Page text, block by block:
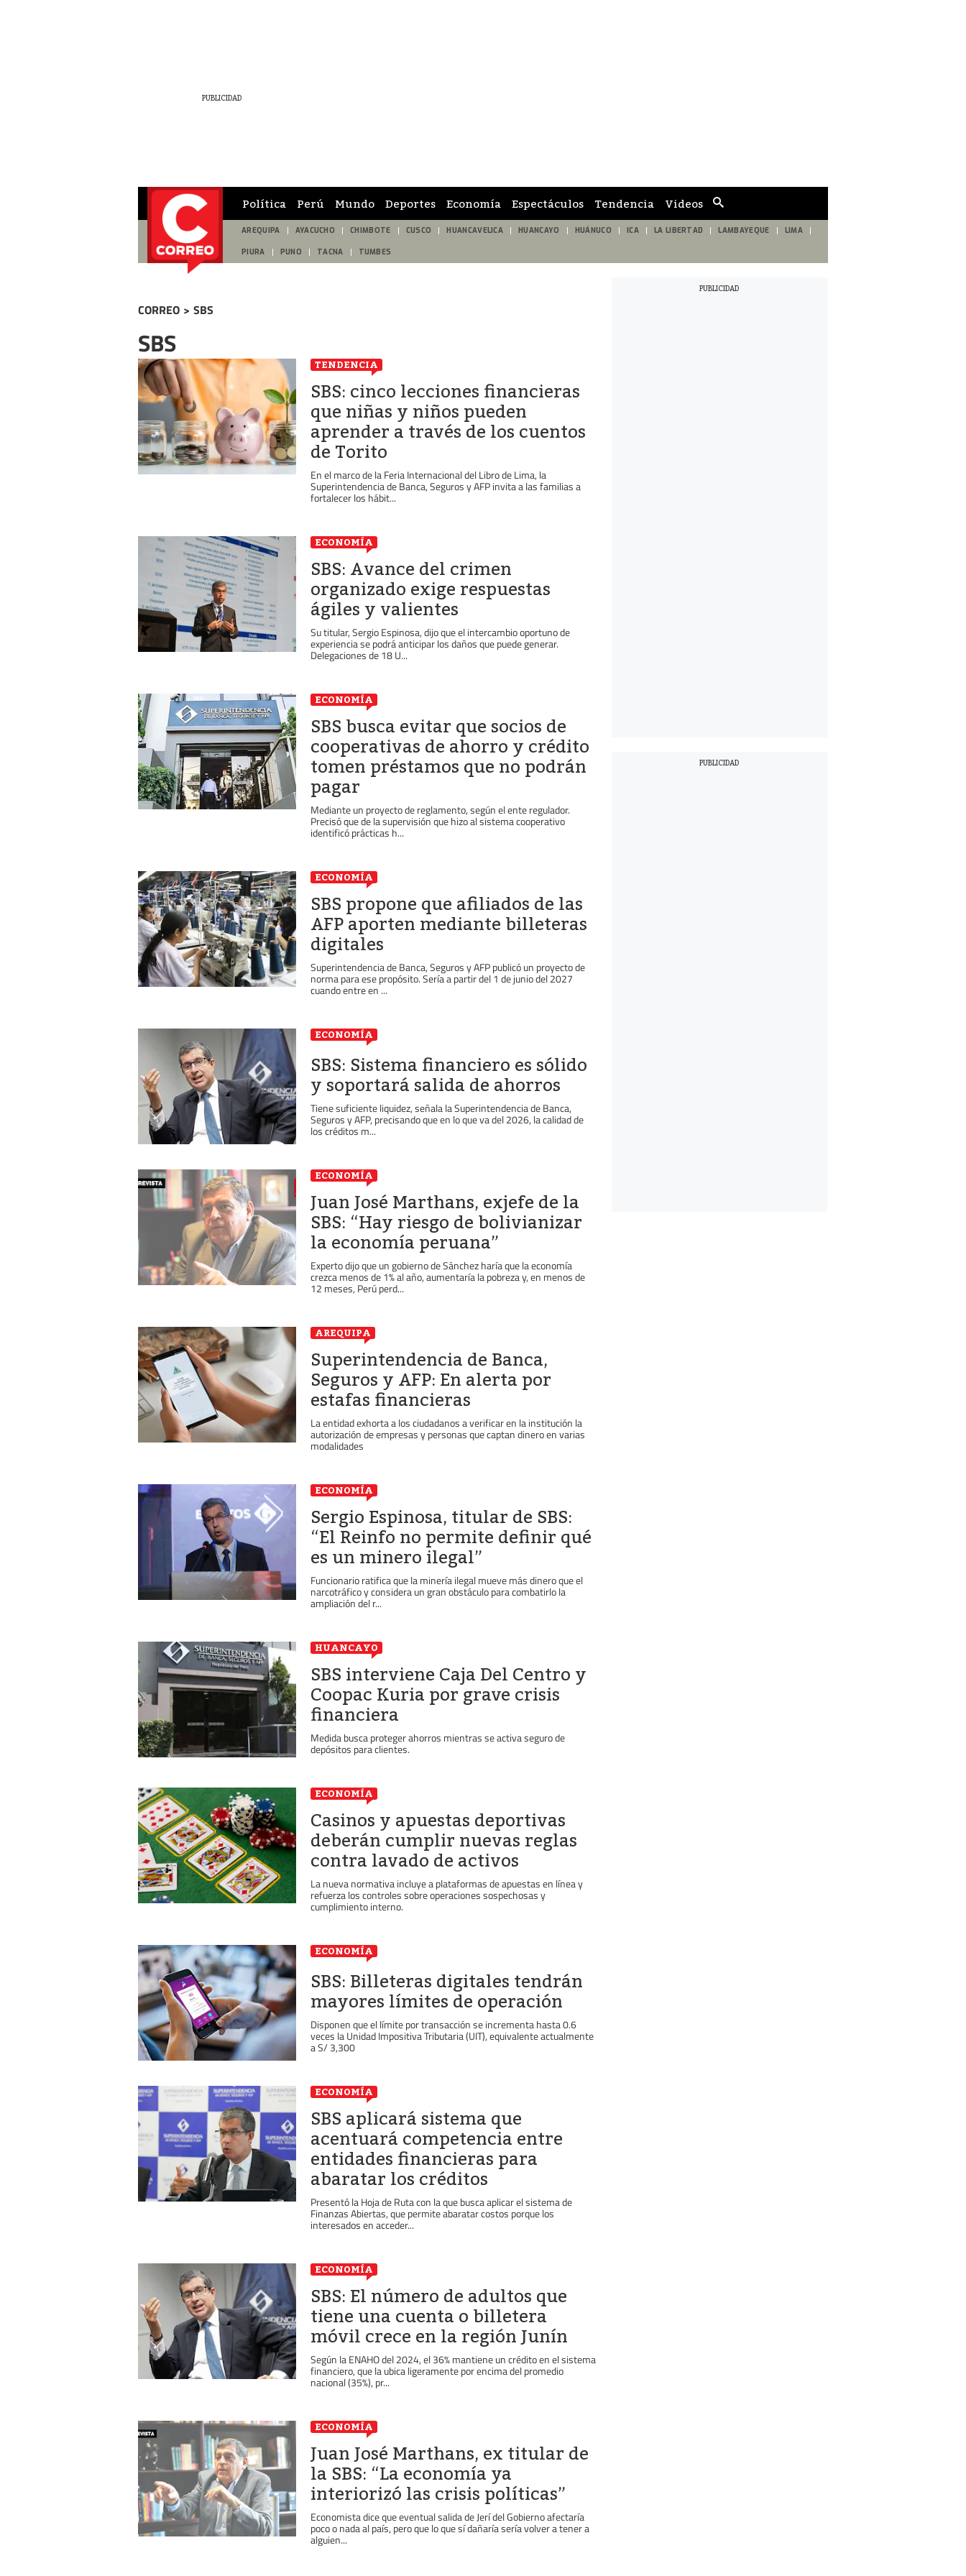
de
búsqueda
Política Perú Mundo Deportes Economía Espectáculos Tendencia Videos
AREQUIPA AYACUCHO CHIMBOTE CUSCO HUANCAVELICA HUANCAYO HUÁNUCO ICA LA LIBERTAD LAMBAYEQUE LIMA
PIURA PUNO TACNA TUMBES
CORREO > SBS
SBS
TENDENCIA
SBS: cinco lecciones financieras
que niñas y niños pueden
aprender a través de los cuentos
de Torito
En el marco de la Feria Internacional del Libro de Lima, la
Superintendencia de Banca, Seguros y AFP invita a las familias a
fortalecer los hábit...
ECONOMÍA
SBS: Avance del crimen
organizado exige respuestas
ágiles y valientes
Su titular, Sergio Espinosa, dijo que el intercambio oportuno de
experiencia se podrá anticipar los daños que puede generar.
Delegaciones de 18 U...
ECONOMÍA
SBS busca evitar que socios de
cooperativas de ahorro y crédito
tomen préstamos que no podrán
pagar
Mediante un proyecto de reglamento, según el ente regulador.
Precisó que de la supervisión que hizo al sistema cooperativo
identificó prácticas h...
ECONOMÍA
SBS propone que afiliados de las
AFP aporten mediante billeteras
digitales
Superintendencia de Banca, Seguros y AFP publicó un proyecto de
norma para ese propósito. Sería a partir del 1 de junio del 2027
cuando entre en ...
ECONOMÍA
SBS: Sistema financiero es sólido
y soportará salida de ahorros
Tiene suficiente liquidez, señala la Superintendencia de Banca,
Seguros y AFP, precisando que en lo que va del 2026, la calidad de
los créditos m...
ECONOMÍA
Juan José Marthans, exjefe de la
SBS: “Hay riesgo de bolivianizar
la economía peruana”
Experto dijo que un gobierno de Sánchez haría que la economía
crezca menos de 1% al año, aumentaría la pobreza y, en menos de
12 meses, Perú perd...
AREQUIPA
Superintendencia de Banca,
Seguros y AFP: En alerta por
estafas financieras
La entidad exhorta a los ciudadanos a verificar en la institución la
autorización de empresas y personas que captan dinero en varias
modalidades
ECONOMÍA
Sergio Espinosa, titular de SBS:
“El Reinfo no permite definir qué
es un minero ilegal”
Funcionario ratifica que la minería ilegal mueve más dinero que el
narcotráfico y considera un gran obstáculo para combatirlo la
ampliación del r...
HUANCAYO
SBS interviene Caja Del Centro y
Coopac Kuria por grave crisis
financiera
Medida busca proteger ahorros mientras se activa seguro de
depósitos para clientes.
ECONOMÍA
Casinos y apuestas deportivas
deberán cumplir nuevas reglas
contra lavado de activos
La nueva normativa incluye a plataformas de apuestas en línea y
refuerza los controles sobre operaciones sospechosas y
cumplimiento interno.
ECONOMÍA
SBS: Billeteras digitales tendrán
mayores límites de operación
Disponen que el límite por transacción se incrementa hasta 0.6
veces la Unidad Impositiva Tributaria (UIT), equivalente actualmente
a S/ 3,300
ECONOMÍA
SBS aplicará sistema que
acentuará competencia entre
entidades financieras para
abaratar los créditos
Presentó la Hoja de Ruta con la que busca aplicar el sistema de
Finanzas Abiertas, que permite abaratar costos porque los
interesados en acceder...
ECONOMÍA
SBS: El número de adultos que
tiene una cuenta o billetera
móvil crece en la región Junín
Según la ENAHO del 2024, el 36% mantiene un crédito en el sistema
financiero, que la ubica ligeramente por encima del promedio
nacional (35%), pr...
ECONOMÍA
Juan José Marthans, ex titular de
la SBS: “La economía ya
interiorizó las crisis políticas”
Economista dice que eventual salida de Jerí del Gobierno afectaría
poco o nada al país, pero que lo que sí dañaría sería volver a tener a
alguien...